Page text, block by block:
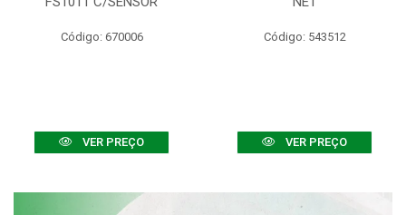
Código: 670006
VER PREÇO
Código: 543512
VER PREÇO